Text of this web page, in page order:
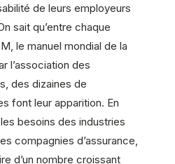
de leurs employeurs
sait qu’entre chaque
le manuel mondial de la
l’association des
des dizaines de
font leur apparition. En
besoins des industries
compagnies d’assurance,
d’un nombre croissant